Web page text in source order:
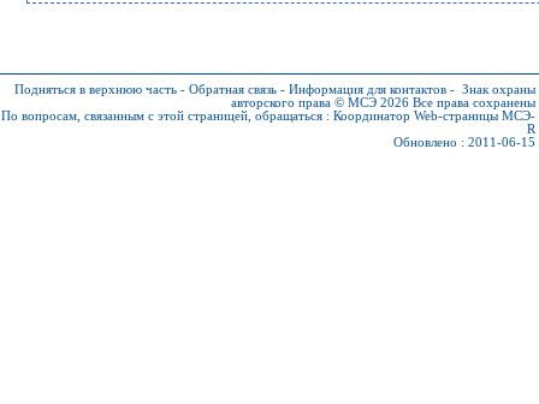
Подняться в верхнюю часть - Обратная связь - Информация для контактов - Знак охраны
авторского права © МСЭ 2026 Все права сохранены
По вопросам, связанным с этой страницей, обращаться : Координатор Web-страницы МСЭ-
R
Обновлено : 2011-06-15